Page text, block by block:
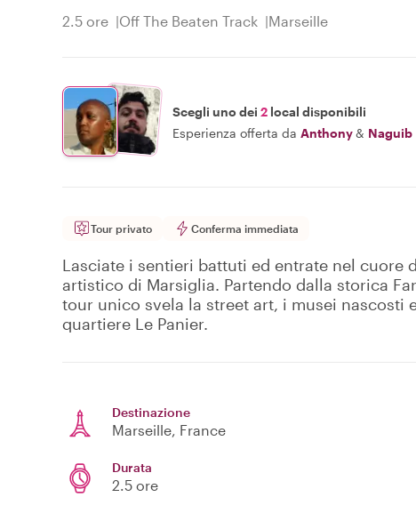
2.5 ore Off The Beaten Track Marseille
Scegli uno dei 2 local disponibili
Esperienza offerta da Anthony& Naguib
Tour privato Conferma immediata
Lasciate i sentieri battuti ed entrate nel cuore
artistico di Marsiglia. Partendo dalla storica
tour unico svela la street art, i musei nascosti
quartiere Le Panier.
Destinazione
Marseille, France
Durata
2.5 ore